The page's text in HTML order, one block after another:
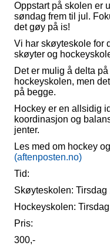
Oppstart på skolen er
søndag frem til jul.
det gøy på is!
Vi har skøyteskole for
skøyter og
Det er mulig å delta
hockeyskolen, men
på begge.
Hockey er en allsidig
koordinasjon og
jenter.
Les med om hockey
(aftenposten.no)
Tid:
Skøyteskolen:
Hockeyskolen:
Pris:
300,-